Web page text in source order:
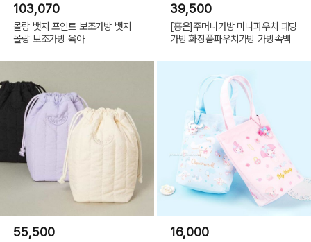
103,070
몰랑 뱃지 포인트 보조가방 뱃지
몰랑 보조가방 육아
39,500
[홍은]주머니가방 미니파우치 패딩
가방 화장품파우치가방 가방속백
55,500 16,000